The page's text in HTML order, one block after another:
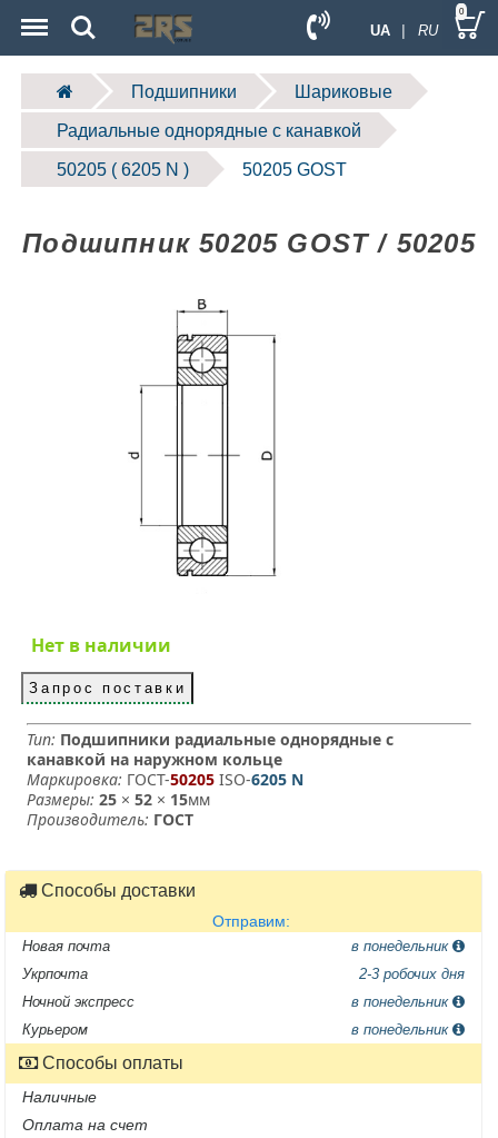
UA | RU
Search 0
Подшипники Шариковые
Радиальные однорядные c канавкой
50205 ( 6205 N ) 50205 GOST
Подшипник 50205 GOST / 50205
Нет в наличии
Запрос поставки
Тип: Подшипники радиальные однорядные с
канавкой на наружном кольце
Маркировка: ГОСТ-50205 ­ ISO-6205 N
Размеры: 25 ×52 × 15мм
Производитель: ГОСТ
Способы доставки
Отправим:
Новая почта
в понедельник
Укрпочта
2-3 робочих дня
Ночной экспресс
в понедельник
Курьером
в понедельник
Способы оплаты
Наличные
Оплата на счет